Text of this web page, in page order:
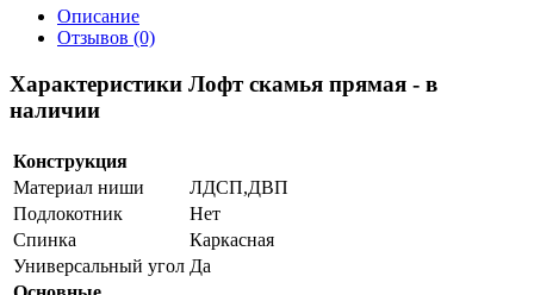
Описание
Отзывов (0)
Характеристики Лофт скамья прямая - в
наличии
Конструкция
Материал ниши
ЛДСП,ДВП
Подлокотник
Нет
Спинка
Каркасная
Универсальный угол Да